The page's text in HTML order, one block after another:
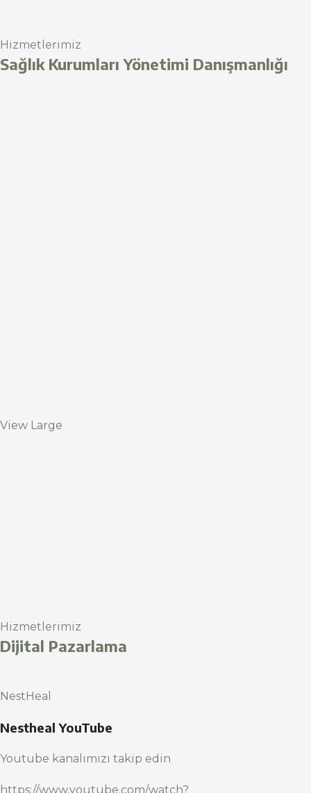
Hizmetlerimiz
Sağlık Kurumları Yönetimi Danışmanlığı
View Large
Hizmetlerimiz
Dijital Pazarlama
NestHeal
Nestheal YouTube
Youtube kanalımızı takip edin
https://www.youtube.com/watch?